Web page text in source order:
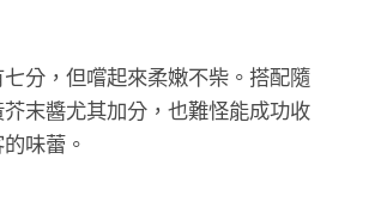
分，但嚐起來柔嫩不柴。搭配隨
末醬尤其加分，也難怪能成功收
味蕾。